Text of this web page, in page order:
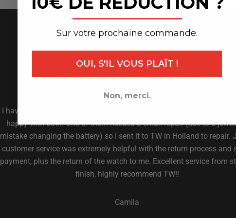
Ce que disent nos clients
I have purchased 2 watches from TW STEEL over the years and I
happy with both. One of them needed a small repair (due to a
mistake changing the battery) so I sent it to TW in Holland to repair.
customer service was extremely helpful with the return process and
payment, plus the return of the watch to me. Excellent service from
finish, highly recommend TW!!
Camila
_______________
Sur votre prochaine commande.
OUI, S'IL VOUS PLAÎT !
Non, merci.